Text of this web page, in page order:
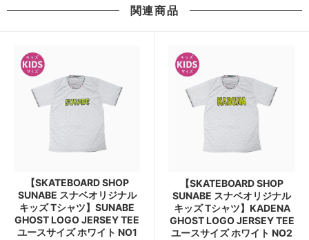
関連商品
【SKATEBOARD SHOP
SUNABE スナベオリジナル
キッズ Tシャツ】SUNABE
GHOST LOGO JERSEY TEE
ユースサイズ ホワイト NO1
【SKATEBOARD SHOP
SUNABE スナベオリジナル
キッズ Tシャツ】KADENA
GHOST LOGO JERSEY TEE
ユースサイズ ホワイト NO2